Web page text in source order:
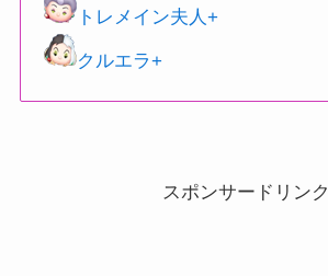
トレメイン夫人+
クルエラ+
スポンサードリンク